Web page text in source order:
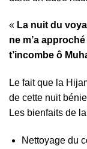
« La nuit du
ne m’a
t’incombe ô
Le fait que la
de cette nuit
Les bienfaits de
Nettoyage du